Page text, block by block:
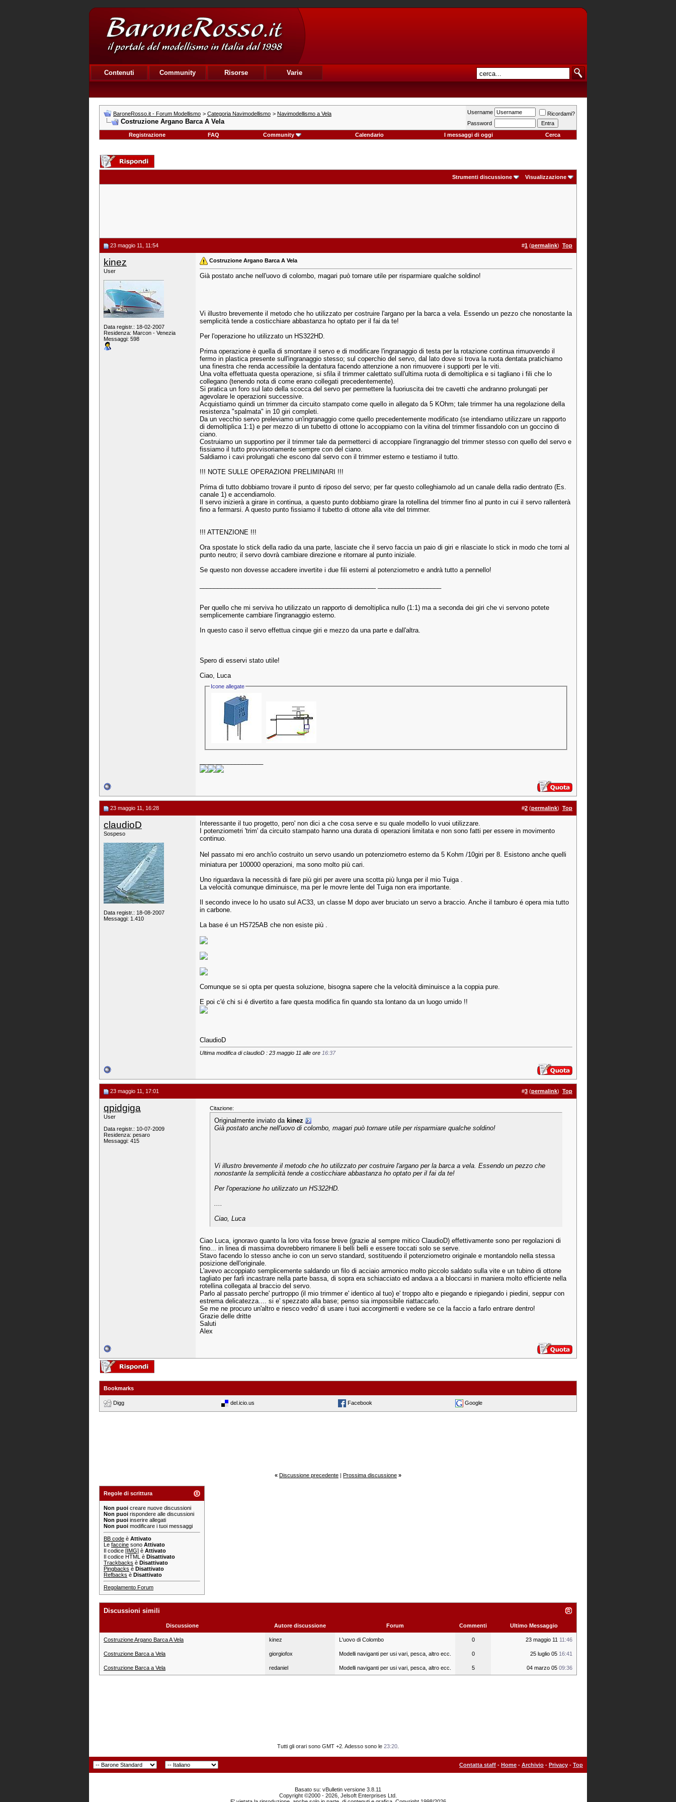
Contenuti Community Risorse Varie
BaroneRosso.it - Forum Modellismo > Categoria Navimodellismo > Navimodellismo a Vela
Costruzione Argano Barca A Vela
Username
Ricordami?
Password
Registrazione
FAQ Community Calendario I messaggi di oggi Cerca
Strumenti discussione Visualizzazione
23 maggio 11, 11:54 #1 (permalink) Top
kinez
User
Data registr.: 18-02-2007
Residenza: Marcon - Venezia
Messaggi: 598
Costruzione Argano Barca A Vela
Già postato anche nell'uovo di colombo, magari può tornare utile per risparmiare qualche soldino!
Vi illustro brevemente il metodo che ho utilizzato per costruire l'argano per la barca a vela. Essendo un pezzo che nonostante la
semplicità tende a costicchiare abbastanza ho optato per il fai da te!
Per l'operazione ho utilizzato un HS322HD.
Prima operazione è quella di smontare il servo e di modificare l'ingranaggio di testa per la rotazione continua rimuovendo il
fermo in plastica presente sull'ingranaggio stesso; sul coperchio del servo, dal lato dove si trova la ruota dentata pratichiamo
una finestra che renda accessibile la dentatura facendo attenzione a non rimuovere i supporti per le viti.
Una volta effettuata questa operazione, si sfila il trimmer calettato sull'ultima ruota di demoltiplica e si tagliano i fili che lo
collegano (tenendo nota di come erano collegati precedentemente).
Si pratica un foro sul lato della scocca del servo per permettere la fuoriuscita dei tre cavetti che andranno prolungati per
agevolare le operazioni successive.
Acquistiamo quindi un trimmer da circuito stampato come quello in allegato da 5 KOhm; tale trimmer ha una regolazione della
resistenza "spalmata" in 10 giri completi.
Da un vecchio servo preleviamo un'ingranaggio come quello precedentemente modificato (se intendiamo utilizzare un rapporto
di demoltiplica 1:1) e per mezzo di un tubetto di ottone lo accoppiamo con la vitina del trimmer fissandolo con un goccino di
ciano.
Costruiamo un supportino per il trimmer tale da permetterci di accoppiare l'ingranaggio del trimmer stesso con quello del servo e
fissiamo il tutto provvisoriamente sempre con del ciano.
Saldiamo i cavi prolungati che escono dal servo con il trimmer esterno e testiamo il tutto.
!!! NOTE SULLE OPERAZIONI PRELIMINARI !!!
Prima di tutto dobbiamo trovare il punto di riposo del servo; per far questo colleghiamolo ad un canale della radio dentrato (Es.
canale 1) e accendiamolo.
Il servo inizierà a girare in continua, a questo punto dobbiamo girare la rotellina del trimmer fino al punto in cui il servo rallenterà
fino a fermarsi. A questo punto fissiamo il tubetto di ottone alla vite del trimmer.
!!! ATTENZIONE !!!
Ora spostate lo stick della radio da una parte, lasciate che il servo faccia un paio di giri e rilasciate lo stick in modo che torni al
punto neutro; il servo dovrà cambiare direzione e ritornare al punto iniziale.
Se questo non dovesse accadere invertite i due fili esterni al potenziometro e andrà tutto a pennello!
Per quello che mi serviva ho utilizzato un rapporto di demoltiplica nullo (1:1) ma a seconda dei giri che vi servono potete
semplicemente cambiare l'ingranaggio esterno.
In questo caso il servo effettua cinque giri e mezzo da una parte e dall'altra.
Spero di esservi stato utile!
Ciao, Luca
Icone allegate
23 maggio 11, 16:28 #2 (permalink) Top
claudioD
Sospeso
Data registr.: 18-08-2007
Messaggi: 1.410
Interessante il tuo progetto, pero' non dici a che cosa serve e su quale modello lo vuoi utilizzare.
I potenziometri 'trim' da circuito stampato hanno una durata di operazioni limitata e non sono fatti per essere in movimento
continuo.
Nel passato mi ero anch'io costruito un servo usando un potenziometro esterno da 5 Kohm /10giri per 8. Esistono anche quelli
miniatura per 100000 operazioni, ma sono molto più cari.
Uno riguardava la necessità di fare più giri per avere una scotta più lunga per il mio Tuiga .
La velocità comunque diminuisce, ma per le movre lente del Tuiga non era importante.
Il secondo invece lo ho usato sul AC33, un classe M dopo aver bruciato un servo a braccio. Anche il tamburo é opera mia tutto
in carbone.
La base é un HS725AB che non esiste più .
Comunque se si opta per questa soluzione, bisogna sapere che la velocità diminuisce a la coppia pure.
E poi c'é chi si é divertito a fare questa modifica fin quando sta lontano da un luogo umido !!
ClaudioD
Ultima modifica di claudioD : 23 maggio 11 alle ore 16:37
23 maggio 11, 17:01 #3 (permalink) Top
qpidgiga
User
Data registr.: 10-07-2009
Residenza: pesaro
Messaggi: 415
Citazione:
Originalmente inviato da kinez
Già postato anche nell'uovo di colombo, magari può tornare utile per risparmiare qualche soldino!
Vi illustro brevemente il metodo che ho utilizzato per costruire l'argano per la barca a vela. Essendo un pezzo che
nonostante la semplicità tende a costicchiare abbastanza ho optato per il fai da te!
Per l'operazione ho utilizzato un HS322HD.
....
Ciao, Luca
Ciao Luca, ignoravo quanto la loro vita fosse breve (grazie al sempre mitico ClaudioD) effettivamente sono per regolazioni di
fino... in linea di massima dovrebbero rimanere li belli belli e essere toccati solo se serve.
Stavo facendo lo stesso anche io con un servo standard, sostituendo il potenziometro originale e montandolo nella stessa
posizione dell'originale.
L'avevo accoppiato semplicemente saldando un filo di acciaio armonico molto piccolo saldato sulla vite e un tubino di ottone
tagliato per farli incastrare nella parte bassa, di sopra era schiacciato ed andava a a bloccarsi in maniera molto efficiente nella
rotellina collegata al braccio del servo.
Parlo al passato perche' purtroppo (il mio trimmer e' identico al tuo) e' troppo alto e piegando e ripiegando i piedini, seppur con
estrema delicatezza.... si e' spezzato alla base; penso sia impossibile riattaccarlo.
Se me ne procuro un'altro e riesco vedro' di usare i tuoi accorgimenti e vedere se ce la faccio a farlo entrare dentro!
Grazie delle dritte
Saluti
Alex
Bookmarks
Digg del.icio.us Facebook Google
« Discussione precedente | Prossima discussione »
Regole di scrittura
Non puoi creare nuove discussioni
Non puoi rispondere alle discussioni
Non puoi inserire allegati
Non puoi modificare i tuoi messaggi
BB code è Attivato
Le faccine sono Attivato
Il codice [IMG] è Attivato
Il codice HTML è Disattivato
Trackbacks è Disattivato
Pingbacks è Disattivato
Refbacks è Disattivato
Regolamento Forum
Discussioni simili
Discussione Autore discussione Forum Commenti Ultimo Messaggio
Costruzione Argano Barca A Vela kinez L'uovo di Colombo 0 23 maggio 11 11:46
Costruzione Barca a Vela giorgiofox Modelli naviganti per usi vari, pesca, altro ecc. 0 25 luglio 05 16:41
Costruzione Barca a Vela redaniel Modelli naviganti per usi vari, pesca, altro ecc. 5 04 marzo 05 09:36
Tutti gli orari sono GMT +2. Adesso sono le 23:20
Contatta staff - Home - Archivio - Privacy - Top
Basato su: vBulletin versione 3.8.11
Copyright ©2000 - 2026, Jelsoft Enterprises Ltd.